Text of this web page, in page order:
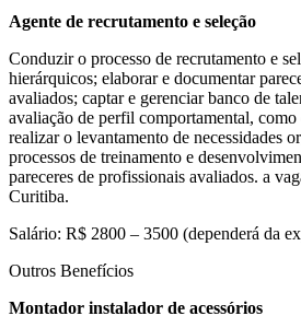
Agente de recrutamento e seleção
Conduzir o processo de recrutamento e
hierárquicos; elaborar e documentar
avaliados; captar e gerenciar banco de
avaliação de perfil comportamental,
realizar o levantamento de necessidades
processos de treinamento e
pareceres de profissionais avaliados. a
Curitiba.
Salário: R$ 2800 – 3500 (dependerá da
Outros Benefícios
Montador instalador de acessórios